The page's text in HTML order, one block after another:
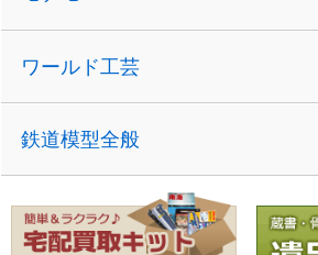
ワールド工芸
鉄道模型全般